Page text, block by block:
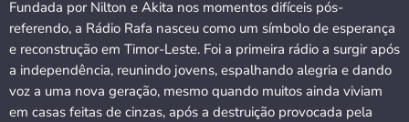
Fundada por Nilton e Akita nos momentos difíceis pós-
referendo, a Rádio Rafa nasceu como um símbolo de esperança
e reconstrução em Timor-Leste. Foi a primeira rádio a surgir após
a independência, reunindo jovens, espalhando alegria e dando
voz a uma nova geração, mesmo quando muitos ainda viviam
em casas feitas de cinzas, após a destruição provocada pela